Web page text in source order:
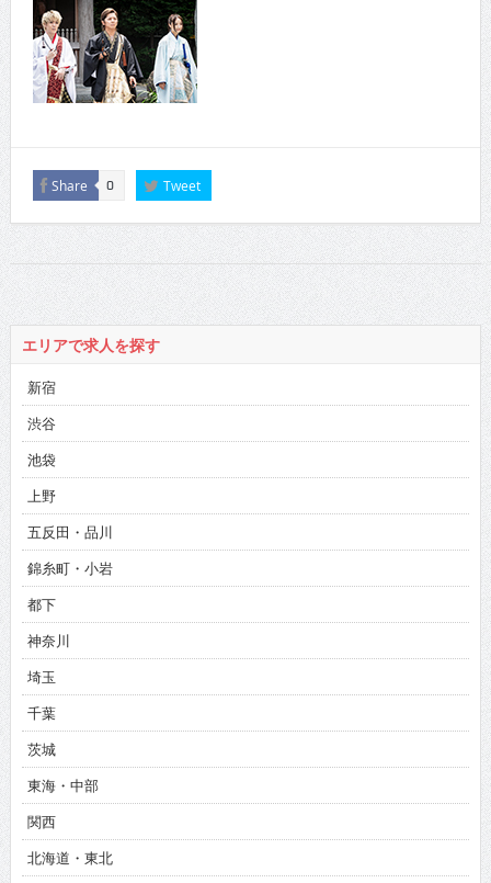
Share 0 Tweet
エリアで求人を探す
新宿
渋谷
池袋
上野
五反田・品川
錦糸町・小岩
都下
神奈川
埼玉
千葉
茨城
東海・中部
関西
北海道・東北